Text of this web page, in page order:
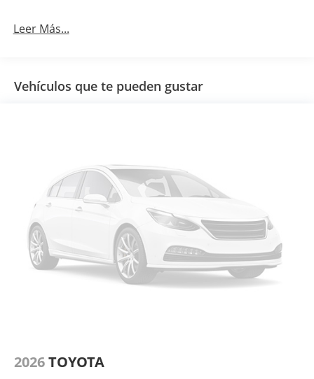
Leer Más...
Vehículos que te pueden gustar
2026TOYOTA